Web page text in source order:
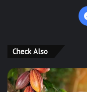
Check Also